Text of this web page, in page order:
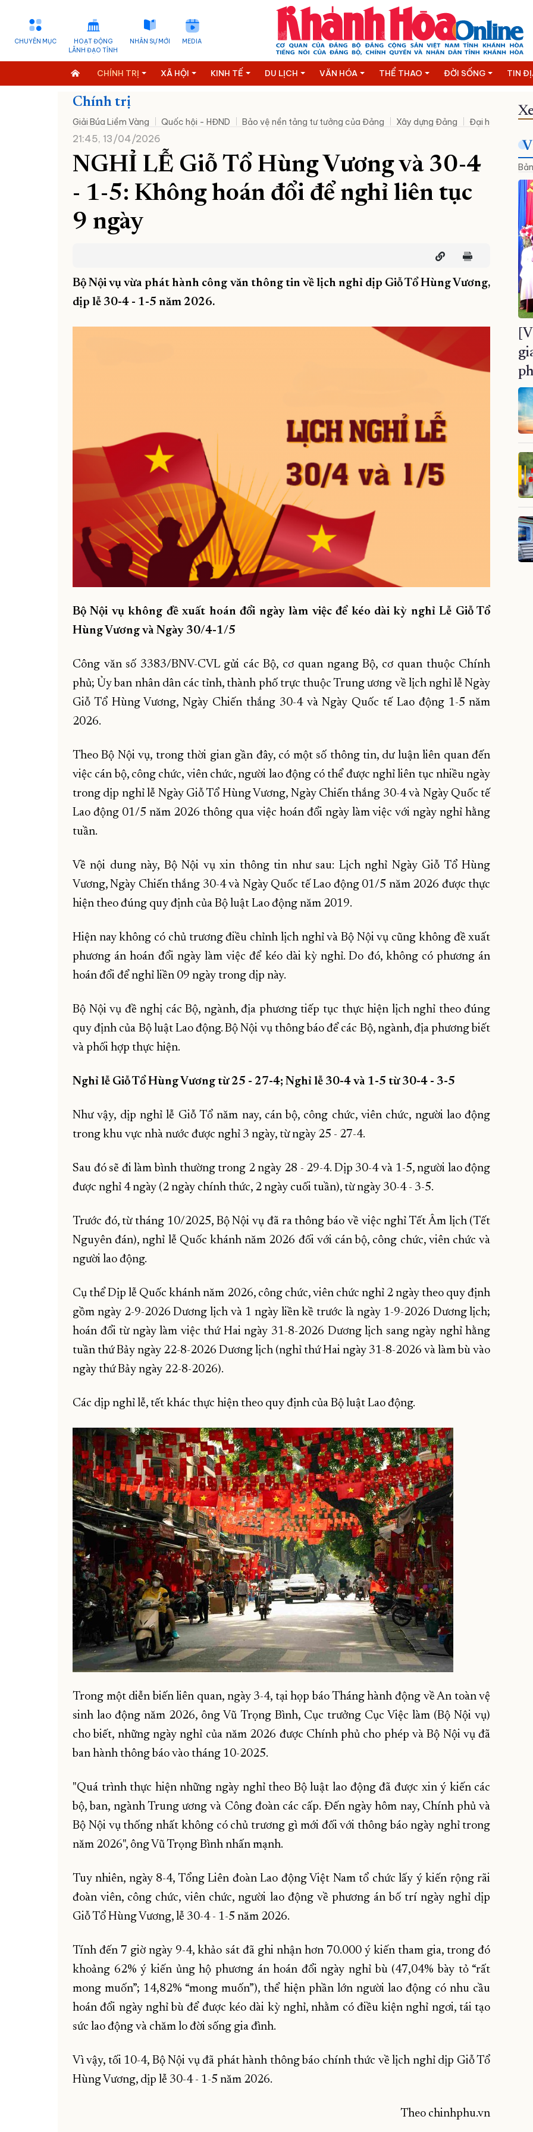
CHUYÊN MỤC
HOẠT ĐỘNG
LÃNH ĐẠO TỈNH
NHÂN SỰ MỚI MEDIA
CHÍNH TRỊ XÃ HỘI KINH TẾ DU LỊCH VĂN HÓA THỂ THAO ĐỜI SỐNG TIN
Chính trị
Giải Búa Liềm Vàng Quốc hội - HĐND Bảo vệ nền tảng tư tưởng của Đảng Xây dựng Đảng Đại hội XIV của
21:45, 13/04/2026
NGHỈ LỄ Giỗ Tổ Hùng Vương và 30-4
- 1-5: Không hoán đổi để nghỉ liên tục
9 ngày
Bộ Nội vụ vừa phát hành công văn thông tin về lịch nghỉ dịp Giỗ Tổ Hùng Vương,
dịp lễ 30-4 - 1-5 năm 2026.
Bộ Nội vụ không đề xuất hoán đổi ngày làm việc để kéo dài kỳ nghỉ Lễ Giỗ Tổ
Hùng Vương và Ngày 30/4-1/5
Công văn số 3383/BNV-CVL gửi các Bộ, cơ quan ngang Bộ, cơ quan thuộc Chính
phủ; Ủy ban nhân dân các tỉnh, thành phố trực thuộc Trung ương về lịch nghỉ lễ Ngày
Giỗ Tổ Hùng Vương, Ngày Chiến thắng 30-4 và Ngày Quốc tế Lao động 1-5 năm
2026.
Theo Bộ Nội vụ, trong thời gian gần đây, có một số thông tin, dư luận liên quan đến
việc cán bộ, công chức, viên chức, người lao động có thể được nghỉ liên tục nhiều ngày
trong dịp nghỉ lễ Ngày Giỗ Tổ Hùng Vương, Ngày Chiến thắng 30-4 và Ngày Quốc tế
Lao động 01/5 năm 2026 thông qua việc hoán đổi ngày làm việc với ngày nghỉ hằng
tuần.
Về nội dung này, Bộ Nội vụ xin thông tin như sau: Lịch nghỉ Ngày Giỗ Tổ Hùng
Vương, Ngày Chiến thắng 30-4 và Ngày Quốc tế Lao động 01/5 năm 2026 được thực
hiện theo đúng quy định của Bộ luật Lao động năm 2019.
Hiện nay không có chủ trương điều chỉnh lịch nghỉ và Bộ Nội vụ cũng không đề xuất
phương án hoán đổi ngày làm việc để kéo dài kỳ nghỉ. Do đó, không có phương án
hoán đổi để nghỉ liền 09 ngày trong dịp này.
Bộ Nội vụ đề nghị các Bộ, ngành, địa phương tiếp tục thực hiện lịch nghỉ theo đúng
quy định của Bộ luật Lao động. Bộ Nội vụ thông báo để các Bộ, ngành, địa phương biết
và phối hợp thực hiện.
Nghỉ lễ Giỗ Tổ Hùng Vương từ 25 - 27-4; Nghỉ lễ 30-4 và 1-5 từ 30-4 - 3-5
Như vậy, dịp nghỉ lễ Giỗ Tổ năm nay, cán bộ, công chức, viên chức, người lao động
trong khu vực nhà nước được nghỉ 3 ngày, từ ngày 25 - 27-4.
Sau đó sẽ đi làm bình thường trong 2 ngày 28 - 29-4. Dịp 30-4 và 1-5, người lao động
được nghỉ 4 ngày (2 ngày chính thức, 2 ngày cuối tuần), từ ngày 30-4 - 3-5.
Trước đó, từ tháng 10/2025, Bộ Nội vụ đã ra thông báo về việc nghỉ Tết Âm lịch (Tết
Nguyên đán), nghỉ lễ Quốc khánh năm 2026 đối với cán bộ, công chức, viên chức và
người lao động.
Cụ thể Dịp lễ Quốc khánh năm 2026, công chức, viên chức nghỉ 2 ngày theo quy định
gồm ngày 2-9-2026 Dương lịch và 1 ngày liền kề trước là ngày 1-9-2026 Dương lịch;
hoán đổi từ ngày làm việc thứ Hai ngày 31-8-2026 Dương lịch sang ngày nghỉ hằng
tuần thứ Bảy ngày 22-8-2026 Dương lịch (nghỉ thứ Hai ngày 31-8-2026 và làm bù vào
ngày thứ Bảy ngày 22-8-2026).
Các dịp nghỉ lễ, tết khác thực hiện theo quy định của Bộ luật Lao động.
Trong một diễn biến liên quan, ngày 3-4, tại họp báo Tháng hành động về An toàn vệ
sinh lao động năm 2026, ông Vũ Trọng Bình, Cục trưởng Cục Việc làm (Bộ Nội vụ)
cho biết, những ngày nghỉ của năm 2026 được Chính phủ cho phép và Bộ Nội vụ đã
ban hành thông báo vào tháng 10-2025.
"Quá trình thực hiện những ngày nghỉ theo Bộ luật lao động đã được xin ý kiến các
bộ, ban, ngành Trung ương và Công đoàn các cấp. Đến ngày hôm nay, Chính phủ và
Bộ Nội vụ thống nhất không có chủ trương gì mới đối với thông báo ngày nghỉ trong
năm 2026", ông Vũ Trọng Bình nhấn mạnh.
Tuy nhiên, ngày 8-4, Tổng Liên đoàn Lao động Việt Nam tổ chức lấy ý kiến rộng rãi
đoàn viên, công chức, viên chức, người lao động về phương án bố trí ngày nghỉ dịp
Giỗ Tổ Hùng Vương, lễ 30-4 - 1-5 năm 2026.
Tính đến 7 giờ ngày 9-4, khảo sát đã ghi nhận hơn 70.000 ý kiến tham gia, trong đó
khoảng 62% ý kiến ủng hộ phương án hoán đổi ngày nghỉ bù (47,04% bày tỏ “rất
mong muốn”; 14,82% “mong muốn”), thể hiện phần lớn người lao động có nhu cầu
hoán đổi ngày nghỉ bù để được kéo dài kỳ nghỉ, nhằm có điều kiện nghỉ ngơi, tái tạo
sức lao động và chăm lo đời sống gia đình.
Vì vậy, tối 10-4, Bộ Nội vụ đã phát hành thông báo chính thức về lịch nghỉ dịp Giỗ Tổ
Hùng Vương, dịp lễ 30-4 - 1-5 năm 2026.
Theo chinhphu.vn